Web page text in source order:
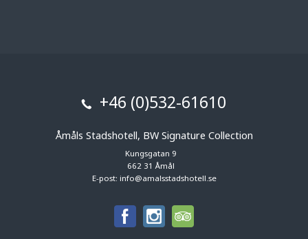
+46 (0)532-61610
Åmåls Stadshotell, BW Signature Collection
Kungsgatan 9
662 31 Åmål
E-post: info@amalsstadshotell.se